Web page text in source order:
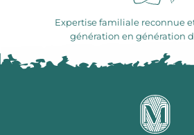
Expertise familiale reconnue
génération en génération